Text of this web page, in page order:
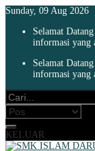
Sunday, 09 Aug 2026
Selamat
informasi yang
Selamat
informasi yang
KELUAR